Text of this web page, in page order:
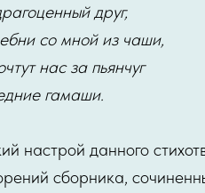
друг,
со мной из чаши,
нас за пьянчуг
гамаши.
настрой данного
сборника,